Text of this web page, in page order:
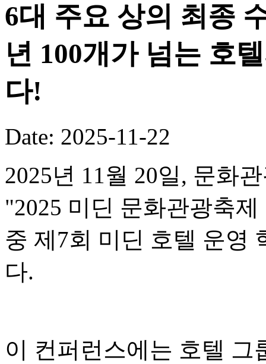
6대 주요 상의 최종
년 100개가 넘는 호
다!
Date: 2025-11-22
2025년 11월 20일, 문화
"2025 미딘 문화관광축
중 제7회 미딘 호텔 운영
다.
이 컨퍼런스에는 호텔 그